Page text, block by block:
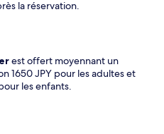
la réservation.
est offert moyennant un
1650 JPY pour les adultes et
les enfants.